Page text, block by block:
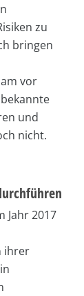
zu
bringen
vor
und
nicht.
Jahr 2017
ihrer